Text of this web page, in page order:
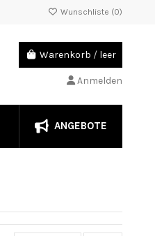
Wunschliste (0)
Warenkorb / leer
Anmelden
ANGEBOTE